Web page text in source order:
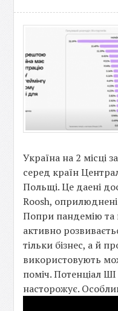
Україна на 2 місці
серед країн
Польщі. Це даені
Roosh,
Попри пандемію та
активно
тільки бізнес, а й
використовують
поміч. Потенціал
насторожує.